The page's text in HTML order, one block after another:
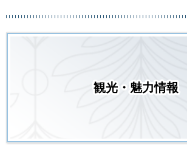
観光・魅力情報